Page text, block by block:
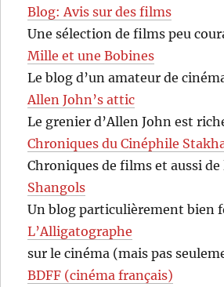
Blog: Avis sur des films
Une sélection de films peu
Mille et une Bobines
Le blog d’un amateur de
Allen John’s attic
Le grenier d’Allen John est
Chroniques du Cinéphile
Chroniques de films et aussi
Shangols
Un blog particulièrement bien
L’Alligatographe
sur le cinéma (mais pas
BDFF (cinéma français)